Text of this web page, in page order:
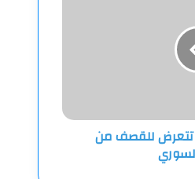
تتعرض للقصف من